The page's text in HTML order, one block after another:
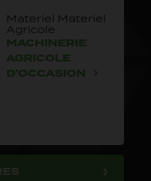
Materiel Materiel
Agricole
MACHINERIE
AGRICOLE
D'OCCASION